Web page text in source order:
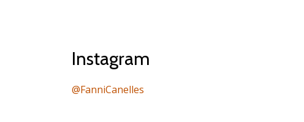
Instagram
@FanniCanelles